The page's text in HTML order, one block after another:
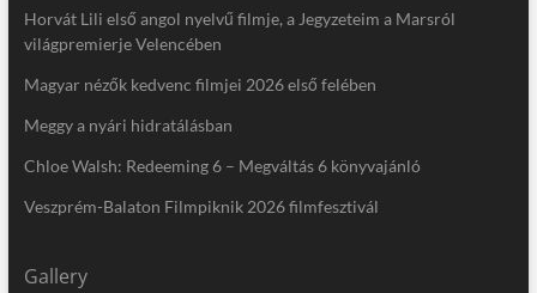
Horvát Lili első angol nyelvű filmje, a Jegyzeteim a Marsról
világpremierje Velencében
Magyar nézők kedvenc filmjei 2026 első felében
Meggy a nyári hidratálásban
Chloe Walsh: Redeeming 6 – Megváltás 6 könyvajánló
Veszprém-Balaton Filmpiknik 2026 filmfesztivál
Gallery